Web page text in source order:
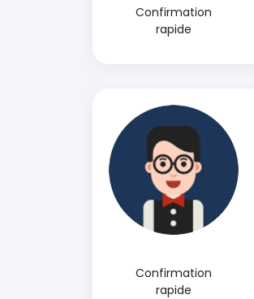
Confirmation
rapide
Confirmation
rapide